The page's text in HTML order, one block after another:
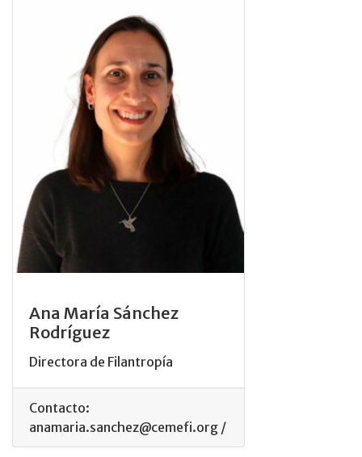
Ana María Sánchez
Rodríguez
Directora de Filantropía
Contacto:
anamaria.sanchez@cemefi.org /